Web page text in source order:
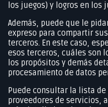
los juegos) y logros en los
Además, puede que le
expreso para compartir
terceros. En este caso,
esos terceros, cuáles son
los propósitos y demás
procesamiento de datos
Puede consultar la lista
proveedores de servicios,